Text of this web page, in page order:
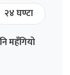
२४ घण्टा
महँगियो